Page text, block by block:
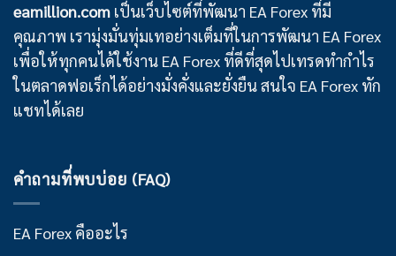
eamillion.com เป็นเว็บไซต์ที่พัฒนา EA Forex ที่มี
คุณภาพ เรามุ่งมั่นทุ่มเทอย่างเต็มที่ในการพัฒนา EA Forex
เพื่อให้ทุกคนได้ใช้งาน EA Forex ที่ดีที่สุดไปเทรดทำกำไร
ในตลาดฟอเร็กได้อย่างมั่งคั่งและยั่งยืน สนใจ EA Forex ทัก
แชทได้เลย
คำถามที่พบบ่อย (FAQ)
EA Forex คืออะไร